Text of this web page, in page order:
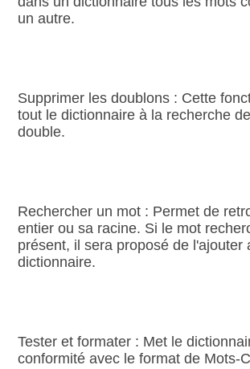
un autre.
Supprimer les doublons : Cette
tout le dictionnaire à la recherche
double.
Rechercher un mot : Permet de
entier ou sa racine. Si le mot
présent, il sera proposé de l'ajouter
dictionnaire.
Tester et formater : Met le
conformité avec le format de